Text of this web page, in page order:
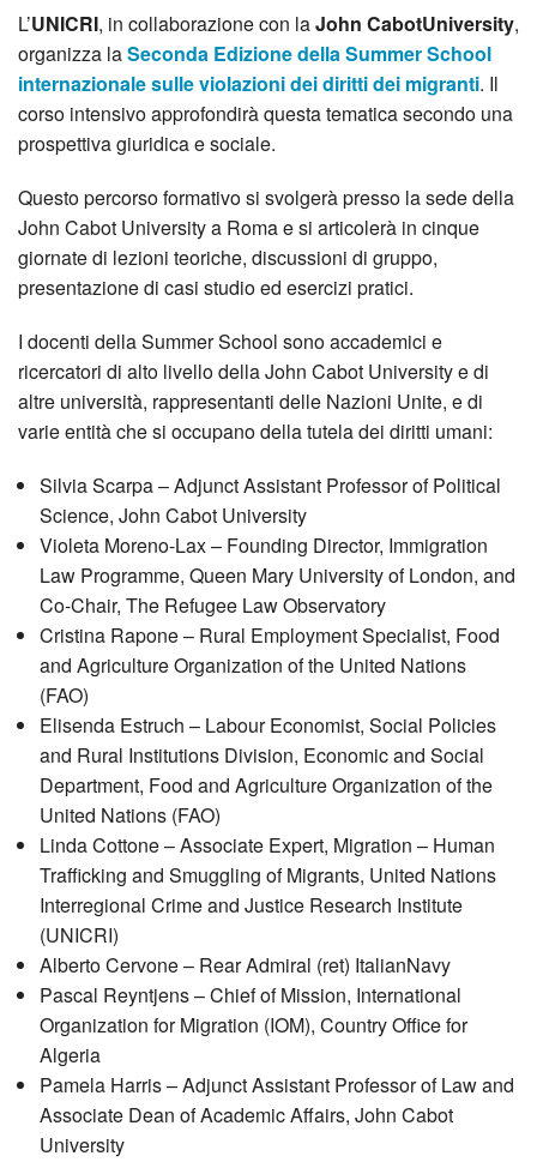
L’UNICRI, in collaborazione con laJohn CabotUniversity,
organizza laSeconda Edizione della Summer School
internazionale sulle violazioni dei diritti dei migranti. Il
corso intensivo approfondirà questa tematica secondo una
prospettiva giuridica e sociale.
Questo percorso formativo si svolgerà presso la sede della
John Cabot University a Roma e si articolerà in cinque
giornate di lezioni teoriche, discussioni di gruppo,
presentazione di casi studio ed esercizi pratici.
I docenti della Summer School sono accademici e
ricercatori di alto livello della John Cabot University e di
altre università, rappresentanti delle Nazioni Unite, e di
varie entità che si occupano della tutela dei diritti umani:
Silvia Scarpa – Adjunct Assistant Professor of Political
Science, John Cabot University
Violeta Moreno-Lax – Founding Director, Immigration
Law Programme, Queen Mary University of London, and
Co-Chair, The Refugee Law Observatory
Cristina Rapone – Rural Employment Specialist, Food
and Agriculture Organization of the United Nations
(FAO)
Elisenda Estruch – Labour Economist, Social Policies
and Rural Institutions Division, Economic and Social
Department, Food and Agriculture Organization of the
United Nations (FAO)
Linda Cottone – Associate Expert, Migration – Human
Trafficking and Smuggling of Migrants, United Nations
Interregional Crime and Justice Research Institute
(UNICRI)
Alberto Cervone – Rear Admiral (ret) ItalianNavy
Pascal Reyntjens – Chief of Mission, International
Organization for Migration (IOM), Country Office for
Algeria
Pamela Harris – Adjunct Assistant Professor of Law and
Associate Dean of Academic Affairs, John Cabot
University